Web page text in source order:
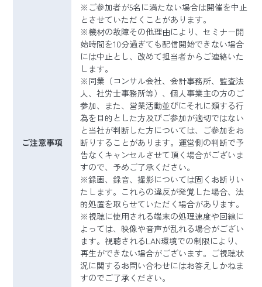
ご注意事項
※ご参加者が5名に満たない場合は開催を中止
とさせていただくことがあります。
※機材の故障その他理由により、セミナー開
始時間を10分過ぎても配信開始できない場合
には中止とし、改めて担当者からご連絡いた
します。
※同業（コンサル会社、会計事務所、監査法
人、社労士事務所等）、個人事業主の方のご
参加、また、営業活動並びにそれに類する行
為を目的とした方及びご参加が適切ではない
と当社が判断した方については、ご参加をお
断りすることがあります。運営側の判断で予
告なくキャンセルさせて頂く場合がございま
すので、予めご了承ください。
※録画、録音、撮影については固くお断りい
たします。これらの違反が発覚した場合、法
的処置を取らせていただく場合があります。
※視聴に使用される端末の処理速度や回線に
よっては、映像や音声が乱れる場合がござい
ます。視聴されるLAN環境での制限により、
再生ができない場合がございます。ご視聴状
況に関するお問い合わせにはお答えしかねま
すのでご了承ください。